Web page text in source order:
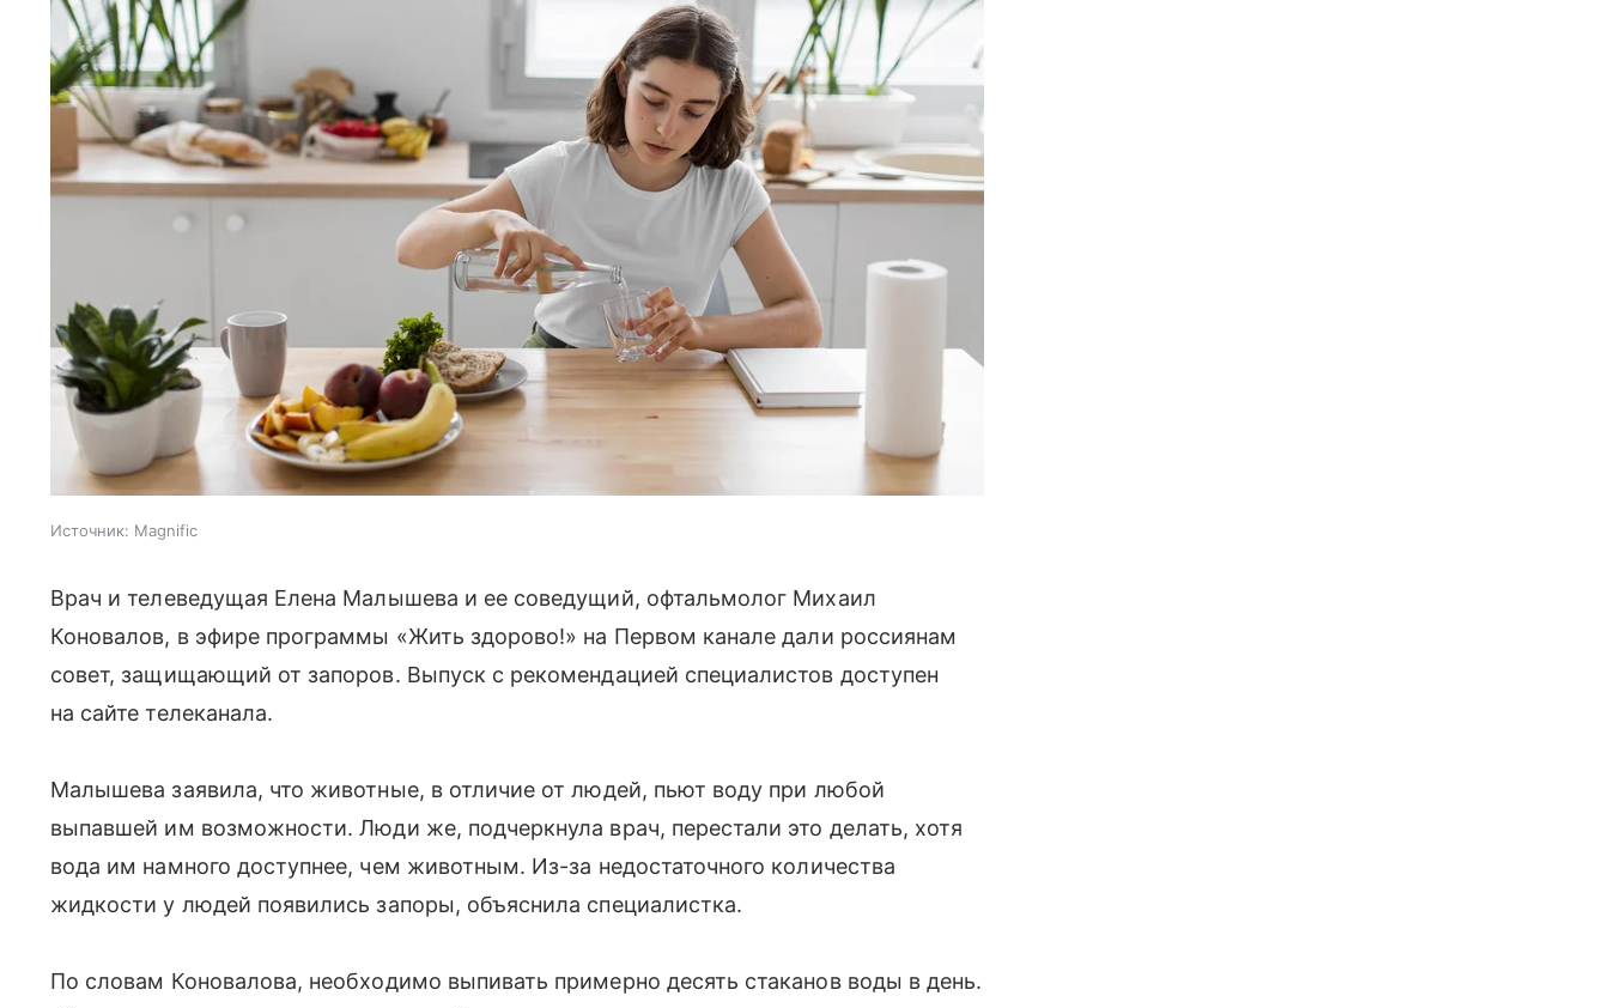
Источник: Magnific
Врач и телеведущая Елена Малышева и ее соведущий, офтальмолог Михаил
Коновалов, в эфире программы «Жить здорово!» на Первом канале дали россиянам
совет, защищающий от запоров. Выпуск с рекомендацией специалистов доступен
на сайте телеканала.
Малышева заявила, что животные, в отличие от людей, пьют воду при любой
выпавшей им возможности. Люди же, подчеркнула врач, перестали это делать, хотя
вода им намного доступнее, чем животным. Из-за недостаточного количества
жидкости у людей появились запоры, объяснила специалистка.
По словам Коновалова, необходимо выпивать примерно десять стаканов воды в день.